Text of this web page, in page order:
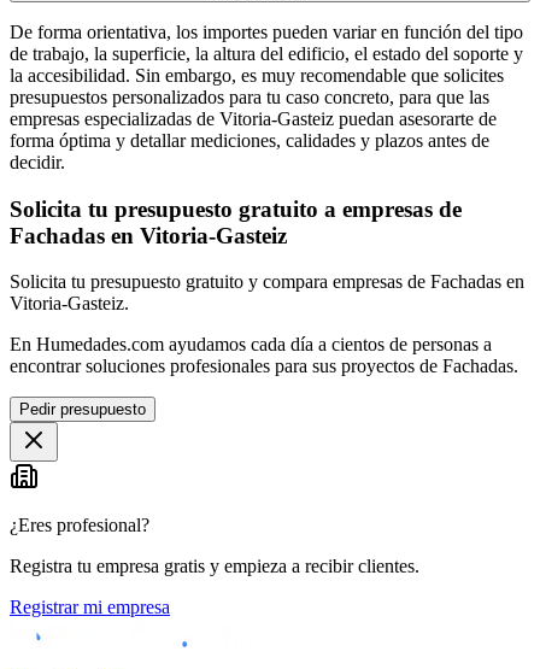
De forma orientativa, los importes pueden variar en función del tipo
de trabajo, la superficie, la altura del edificio, el estado del soporte y
la accesibilidad. Sin embargo, es muy recomendable que solicites
presupuestos personalizados para tu caso concreto, para que las
empresas especializadas de Vitoria-Gasteiz puedan asesorarte de
forma óptima y detallar mediciones, calidades y plazos antes de
decidir.
Solicita tu presupuesto gratuito a empresas de
Fachadas en Vitoria-Gasteiz
Solicita tu presupuesto gratuito y compara empresas de Fachadas en
Vitoria-Gasteiz.
En Humedades.com ayudamos cada día a cientos de personas a
encontrar soluciones profesionales para sus proyectos de Fachadas.
Pedir presupuesto
¿Eres profesional?
Registra tu empresa gratis y empieza a recibir clientes.
Registrar mi empresa